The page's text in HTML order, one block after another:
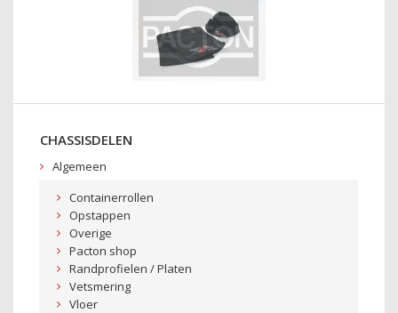
CHASSISDELEN
Algemeen
Containerrollen
Opstappen
Overige
Pacton shop
Randprofielen / Platen
Vetsmering
Vloer